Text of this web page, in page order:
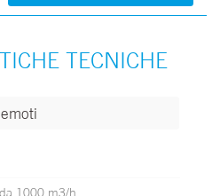
TECNICHE
1000 m3/h